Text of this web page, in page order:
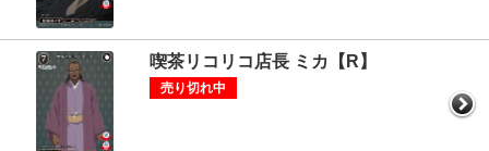
喫茶リコリコ店長 ミカ【R】
売り切れ中